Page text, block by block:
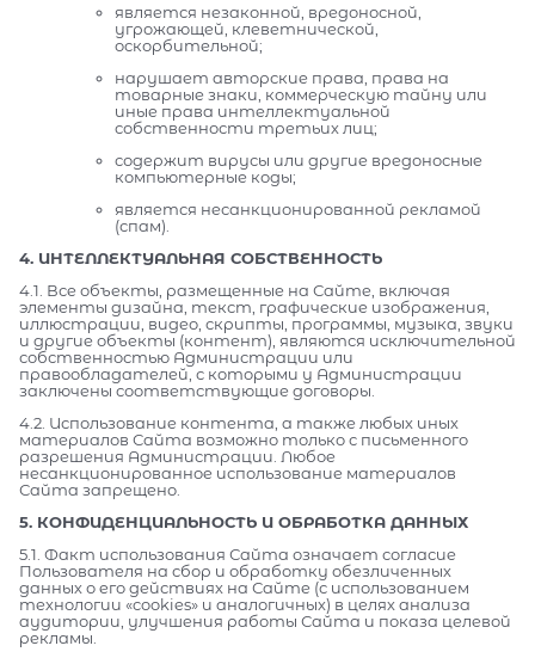
является незаконной, вредоносной,
угрожающей, клеветнической,
оскорбительной;
нарушает авторские права, права на
товарные знаки, коммерческую тайну или
иные права интеллектуальной
собственности третьих лиц;
содержит вирусы или другие вредоносные
компьютерные коды;
является несанкционированной рекламой
(спам).
4. ИНТЕЛЛЕКТУАЛЬНАЯ СОБСТВЕННОСТЬ
4.1. Все объекты, размещенные на Сайте, включая
элементы дизайна, текст, графические изображения,
иллюстрации, видео, скрипты, программы, музыка, звуки
и другие объекты (контент), являются исключительной
собственностью Администрации или
правообладателей, с которыми у Администрации
заключены соответствующие договоры.
4.2. Использование контента, а также любых иных
материалов Сайта возможно только с письменного
разрешения Администрации. Любое
несанкционированное использование материалов
Сайта запрещено.
5. КОНФИДЕНЦИАЛЬНОСТЬ И ОБРАБОТКА ДАННЫХ
5.1. Факт использования Сайта означает согласие
Пользователя на сбор и обработку обезличенных
данных о его действиях на Сайте (с использованием
технологии «cookies» и аналогичных) в целях анализа
аудитории, улучшения работы Сайта и показа целевой
рекламы.